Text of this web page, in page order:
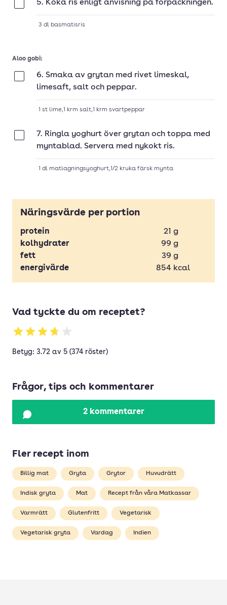
5. Koka ris enligt anvisning på förpackningen.
3 dl basmatisris
Aloo gobi:
6. Smaka av grytan med rivet limeskal,
limesaft, salt och peppar.
1 st lime,1 krm salt,1 krm svartpeppar
7. Ringla yoghurt över grytan och toppa med
myntablad. Servera med nykokt ris.
1 dl matlagningsyoghurt,1/2 kruka färsk mynta
Näringsvärde per portion
protein 21 g
kolhydrater
99 g
fett
39 g
energivärde
854 kcal
Vad tyckte du om receptet?
Betyg: 3.72 av 5 (374 röster)
Frågor, tips och kommentarer
2 kommentarer
Fler recept inom
Billig mat Gryta Grytor Huvudrätt
Indisk gryta Mat Recept från våra Matkassar
Varmrätt Glutenfritt Vegetarisk
Vegetarisk gryta Vardag Indien